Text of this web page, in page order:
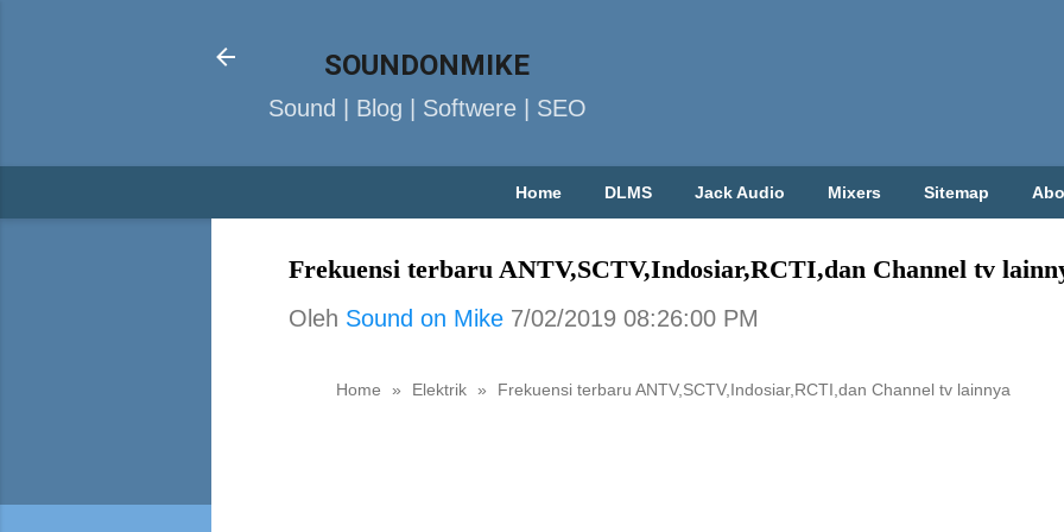
SOUNDONMIKE
Sound | Blog | Softwere | SEO
Home DLMS Jack Audio Mixers Sitemap
Frekuensi terbaru ANTV,SCTV,Indosiar,RCTI,dan Channel tv
Oleh Sound on Mike 7/02/2019 08:26:00 PM
Home » Elektrik » Frekuensi terbaru ANTV,SCTV,Indosiar,RCTI,dan Channel tv lainnya